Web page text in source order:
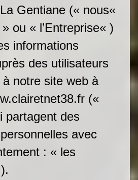
Gentiane (« nous«
ou « l’Entreprise« )
informations
des utilisateurs
notre site web à
(«
partagent des
avec
: « les